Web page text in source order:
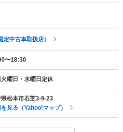
中古車取扱店）
〜18:30
曜日・水曜日定休
松本市石芝3-9-23
見る（Yahoo!マップ）